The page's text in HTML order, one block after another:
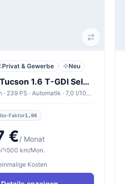
Privat & Gewerbe Neu
Hyundai Tucson 1.6 T-GDI Select
SUV · Benzin · 239 PS · Automatik · 7,0 l/100km
Faktor1,06
€/ Monat
500 km/Mon.
Kosten